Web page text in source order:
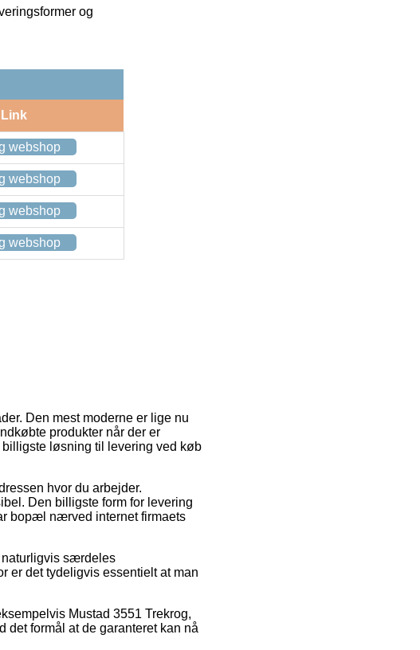
og
Link
webshop
webshop
webshop
webshop
Den mest moderne er lige nu
produkter når der er
løsning til levering ved køb
hvor du arbejder.
Den billigste form for levering
bopæl nærved internet firmaets
naturligvis særdeles
er det tydeligvis essentielt at man
Mustad 3551 Trekrog,
det formål at de garanteret kan nå